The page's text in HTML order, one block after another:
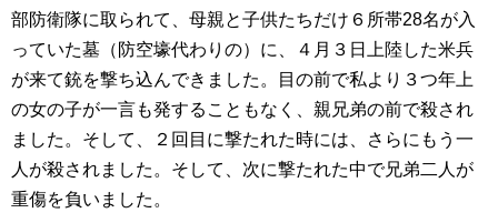
部防衛隊に取られて、母親と子供たちだけ６所帯28名が入
っていた墓（防空壕代わりの）に、４月３日上陸した米兵
が来て銃を撃ち込んできました。目の前で私より３つ年上
の女の子が一言も発することもなく、親兄弟の前で殺され
ました。そして、２回目に撃たれた時には、さらにもう一
人が殺されました。そして、次に撃たれた中で兄弟二人が
重傷を負いました。